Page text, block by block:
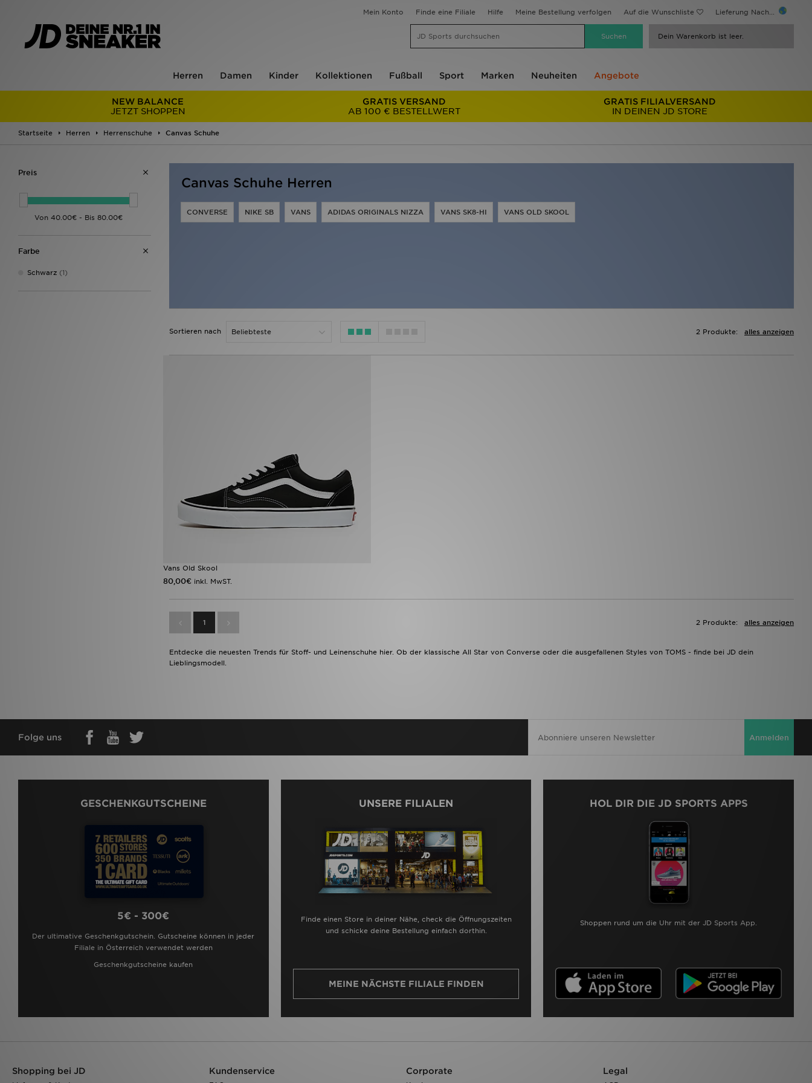
Mein Konto Finde eine Filiale Hilfe Meine Bestellung verfolgen Auf die Wunschliste Lieferung Nach...
Dein Warenkorb ist leer.
Herren Damen Kinder Kollektionen Fußball Sport Marken Neuheiten Angebote
NEW BALANCE
JETZT SHOPPEN
GRATIS VERSAND
AB 100 € BESTELLWERT
GRATIS FILIALVERSAND
IN DEINEN JD STORE
Startseite Herren Herrenschuhe Canvas Schuhe
Preis
Farbe
Schwarz (1)
Canvas Schuhe Herren
CONVERSE NIKE SB VANS ADIDAS ORIGINALS NIZZA VANS SK8-HI VANS OLD SKOOL
Sortieren nach alles anzeigen
2 Produkte:
Vans Old Skool
80,00€ inkl. MwST.
1 alles anzeigen
2 Produkte:
Entdecke die neuesten Trends für Stoff- und Leinenschuhe hier. Ob der klassische All Star von Converse oder die ausgefallenen Styles von TOMS - finde bei JD dein
Lieblingsmodell.
Folge uns Anmelden
GESCHENKGUTSCHEINE
5€ - 300€
Der ultimative Geschenkgutschein. Gutscheine können in jeder
Filiale in Österreich verwendet werden
Geschenkgutscheine kaufen
UNSERE FILIALEN
Finde einen Store in deiner Nähe, check die Öffnungszeiten
und schicke deine Bestellung einfach dorthin.
MEINE NÄCHSTE FILIALE FINDEN
HOL DIR DIE JD SPORTS APPS
Shoppen rund um die Uhr mit der JD Sports App.
Shopping bei JD Kundenservice Corporate Legal